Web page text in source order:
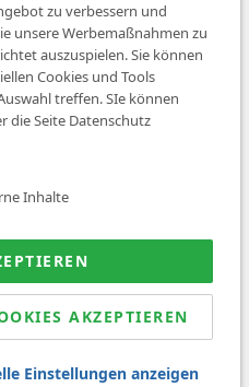
uns
rights reserved.
zu verbessern und
unsere Werbemaßnahmen zu
auszuspielen. Sie können
Cookies und Tools
treffen. SIe können
die Seite Datenschutz
Inhalte
AKZEPTIEREN
Einstellungen anzeigen